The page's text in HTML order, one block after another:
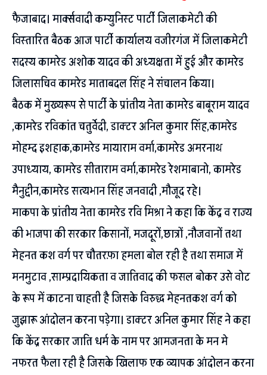
फैजाबाद। मार्क्सवादी कम्युनिस्ट पार्टी जिलाकमेटी की
विस्तारित बैठक आज पार्टी कार्यालय वजीरगंज में जिलाकमेटी
सदस्य कामरेड अशोक यादव की अध्यक्षता में हुई और कामरेड
जिलासचिव कामरेड माताबदल सिंह ने संचालन किया।
बैठक में मुख्यरूप से पार्टी के प्रांतीय नेता कामरेड बाबूराम यादव
,कामरेड रविकांत चतुर्वेदी, डाक्टर अनिल कुमार सिंह,कामरेड
मोहम्द इशहाक,कामरेड मायाराम वर्मा,कामरेड अमरनाथ
उपाध्याय, कामरेड सीताराम वर्मा,कामरेड रेशमाबानो, कामरेड
मैनुद्दीन,कामरेड सत्यभान सिंह जनवादी ,मौजूद रहे।
माकपा के प्रांतीय नेता कामरेड रवि मिश्रा ने कहा कि केंद्र व राज्य
की भाजपा की सरकार किसानों, मजदूरों,छात्रों ,नौजवानों तथा
मेहनत कश वर्ग पर चौतरफ़ा हमला बोल रही है तथा समाज में
मनमुटाव ,साम्प्रदायिकता व जातिवाद की फसल बोकर उसे वोट
के रूप में काटना चाहती है जिसके विरुद्ध मेहनतकश वर्ग को
जुझारू आंदोलन करना पड़ेगा। डाक्टर अनिल कुमार सिंह ने कहा
कि केंद्र सरकार जाति धर्म के नाम पर आमजनता के मन मे
नफरत फैला रही है जिसके खिलाफ एक व्यापक आंदोलन करना